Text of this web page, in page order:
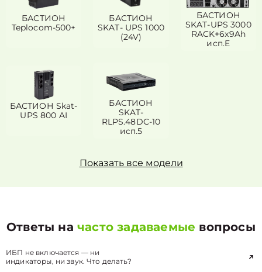
БАСТИОН
Teplocom-500+
БАСТИОН
SKAT- UPS 1000
(24V)
БАСТИОН
SKAT-UPS 3000
RACK+6x9Ah
исп.E
БАСТИОН Skat-
UPS 800 AI
БАСТИОН
SKAT-
RLPS.48DC-10
исп.5
Показать все модели
Ответы начасто задаваемые вопросы
ИБП не включается — ни
индикаторы, ни звук. Что делать?